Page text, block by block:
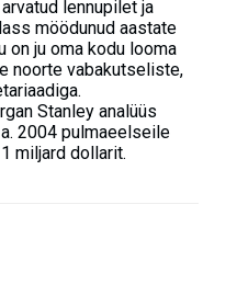
lennupilet ja
möödunud aastate
on ju oma kodu looma
noorte vabakutseliste,
Stanley analüüs
2004 pulmaeelseile
miljard dollarit.